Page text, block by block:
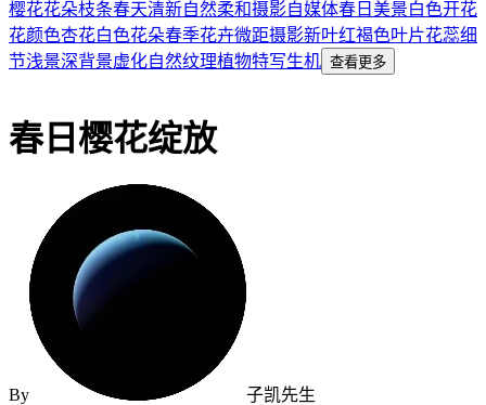
樱花花朵枝条春天清新自然柔和摄影自媒体春日美景白色开花
花颜色杏花白色花朵春季花卉微距摄影新叶红褐色叶片花蕊细
节浅景深背景虚化自然纹理植物特写生机 查看更多
春日樱花绽放
By 子凯先生